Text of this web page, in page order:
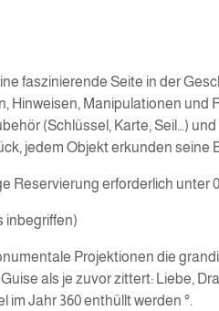
faszinierende Seite in der
Hinweisen, Manipulationen
(Schlüssel, Karte, Seil…)
jedem Objekt erkunden seine
Reservierung erforderlich unter
inbegriffen)
Projektionen die
als je zuvor zittert: Liebe,
Jahr 360 enthüllt werden °.